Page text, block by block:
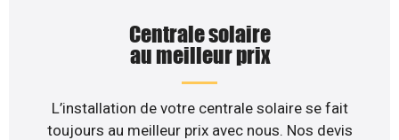
Centrale solaire
au meilleur prix
L’installation de votre centrale solaire se fait
toujours au meilleur prix avec nous. Nos devis